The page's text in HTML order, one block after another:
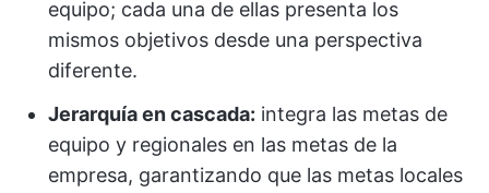
equipo; cada una de ellas presenta los
mismos objetivos desde una perspectiva
diferente.
Jerarquía en cascada: integra las metas de
equipo y regionales en las metas de la
empresa, garantizando que las metas locales